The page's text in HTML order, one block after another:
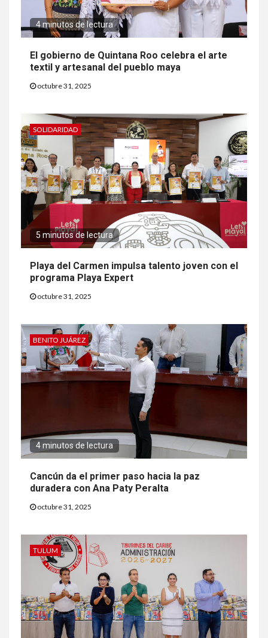
4 minutos de lectura
El gobierno de Quintana Roo celebra el arte
textil y artesanal del pueblo maya
octubre 31, 2025
SOLIDARIDAD
5 minutos de lectura
Playa del Carmen impulsa talento joven con el
programa Playa Expert
octubre 31, 2025
BENITO JUÁREZ
4 minutos de lectura
Cancún da el primer paso hacia la paz
duradera con Ana Paty Peralta
octubre 31, 2025
TULUM